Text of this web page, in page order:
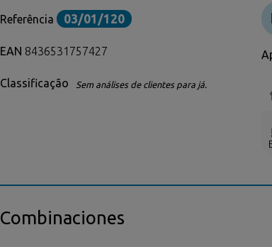
Referência 03/01/120
EAN 8436531757427
Classificação Sem análises de clientes para já.
Combinaciones